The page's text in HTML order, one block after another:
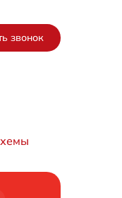
звонок